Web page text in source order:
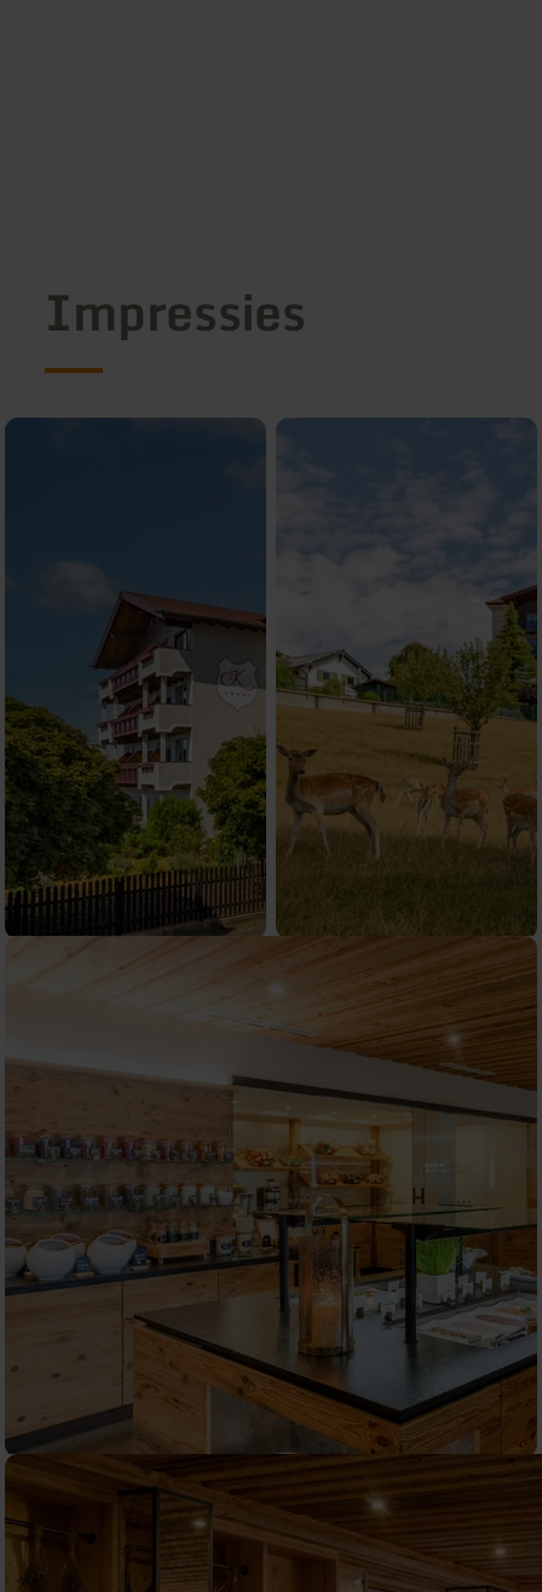
Impressies